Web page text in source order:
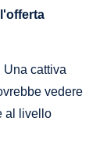
Una cattiva
vedere
al livello